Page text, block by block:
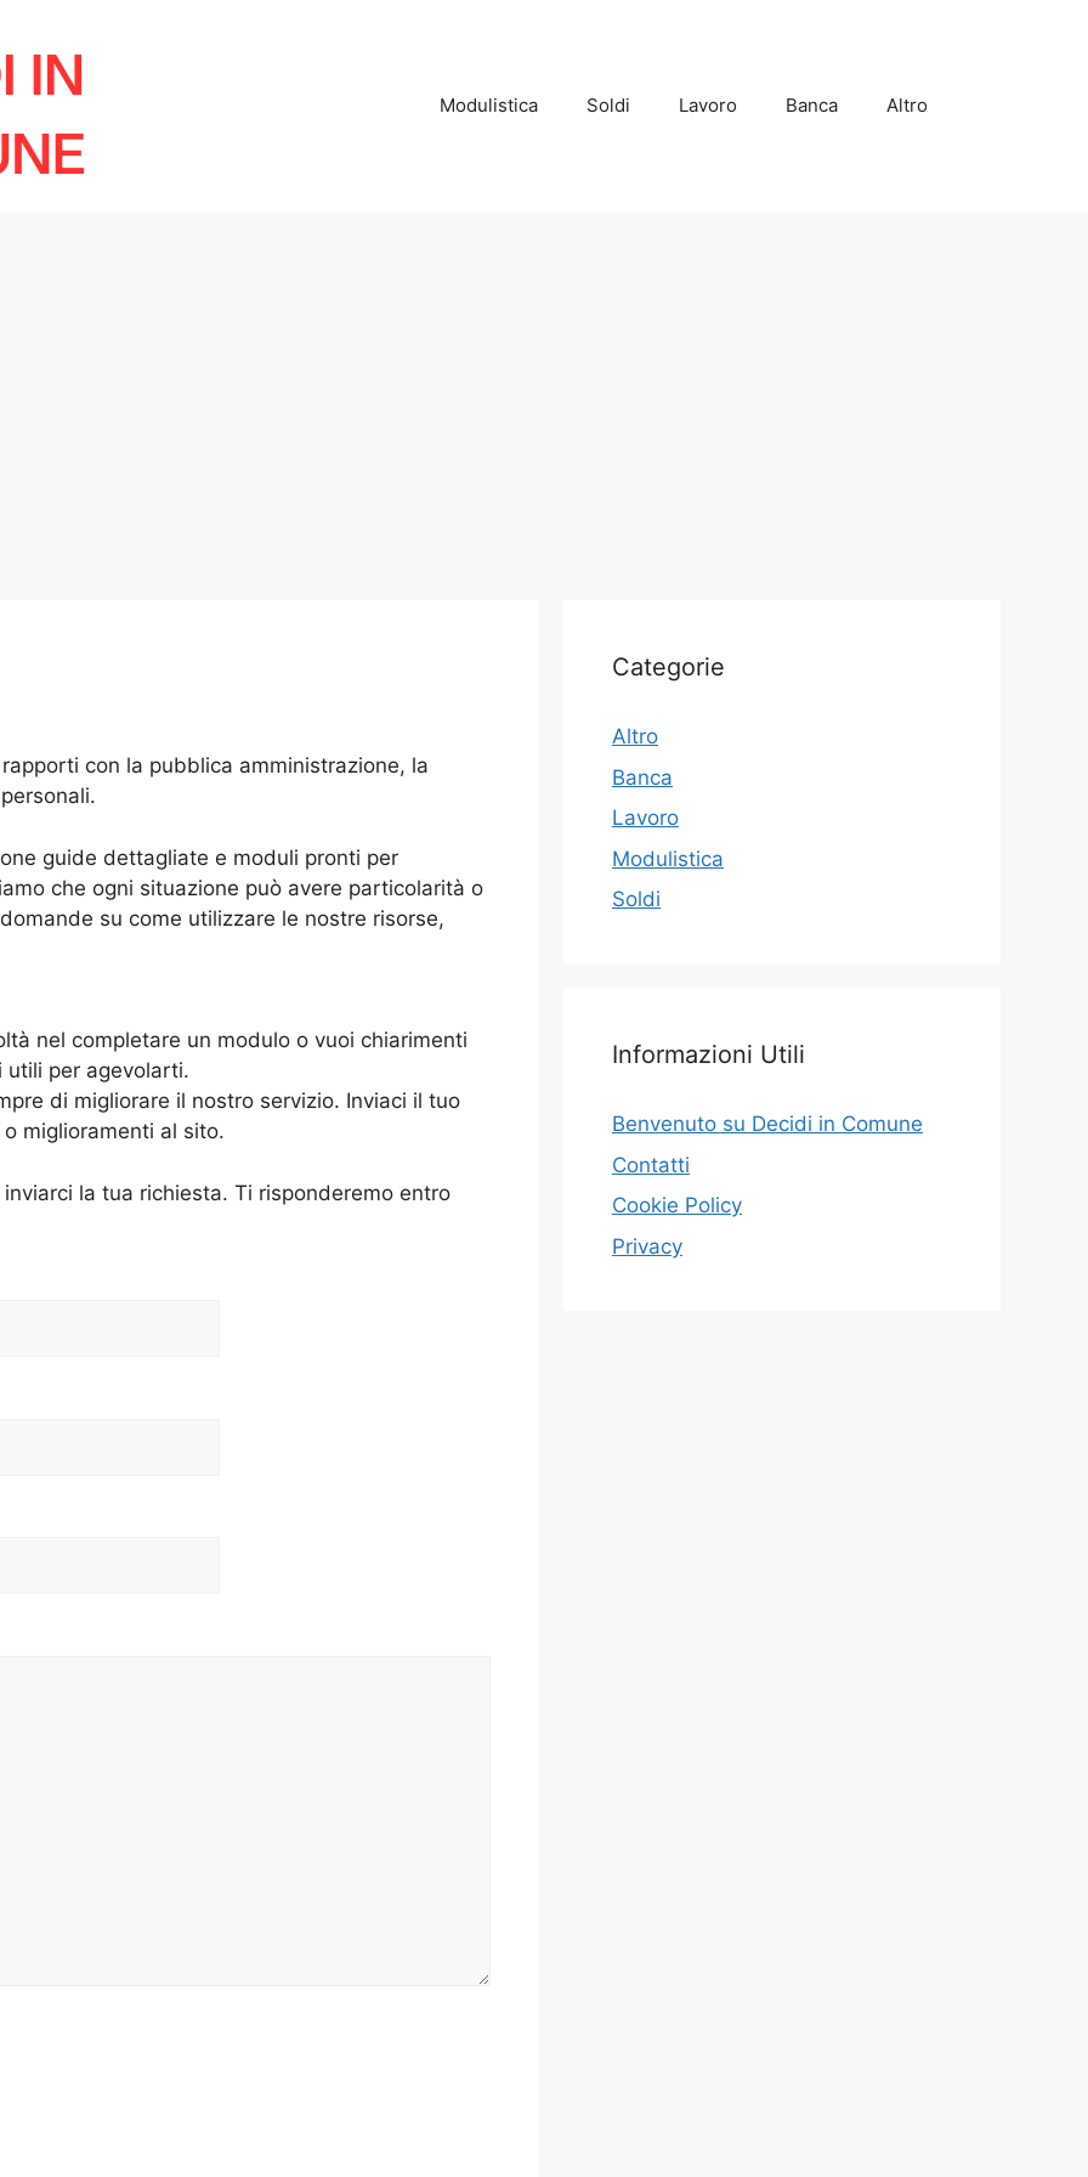
Modulistica Soldi Lavoro Banca Altro
con la pubblica amministrazione, la
guide dettagliate e moduli pronti per
che ogni situazione può avere particolarità o
su come utilizzare le nostre risorse,
nel completare un modulo o vuoi chiarimenti
utili per agevolarti.
di migliorare il nostro servizio. Inviaci il tuo
miglioramenti al sito.
la tua richiesta. Ti risponderemo entro
Categorie
Altro
Banca
Lavoro
Modulistica
Soldi
Informazioni Utili
Benvenuto su Decidi in Comune
Contatti
Cookie Policy
Privacy